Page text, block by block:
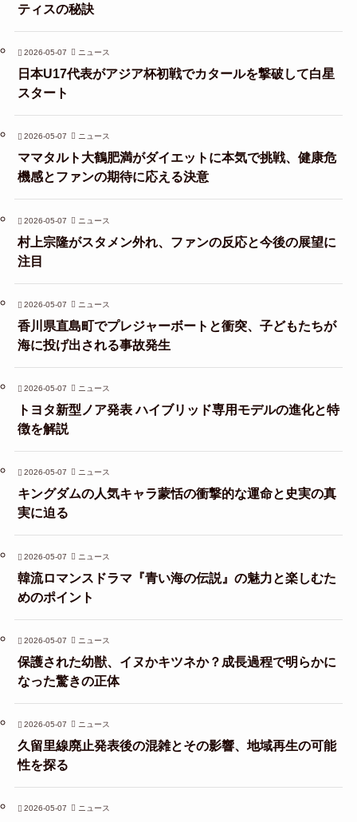
ティスの秘訣
2026-05-07 ニュース
日本U17代表がアジア杯初戦でカタールを撃破して白星
スタート
2026-05-07 ニュース
ママタルト大鶴肥満がダイエットに本気で挑戦、健康危
機感とファンの期待に応える決意
2026-05-07 ニュース
村上宗隆がスタメン外れ、ファンの反応と今後の展望に
注目
2026-05-07 ニュース
香川県直島町でプレジャーボートと衝突、子どもたちが
海に投げ出される事故発生
2026-05-07 ニュース
トヨタ新型ノア発表 ハイブリッド専用モデルの進化と特
徴を解説
2026-05-07 ニュース
キングダムの人気キャラ蒙恬の衝撃的な運命と史実の真
実に迫る
2026-05-07 ニュース
韓流ロマンスドラマ『青い海の伝説』の魅力と楽しむた
めのポイント
2026-05-07 ニュース
保護された幼獣、イヌかキツネか？成長過程で明らかに
なった驚きの正体
2026-05-07 ニュース
久留里線廃止発表後の混雑とその影響、地域再生の可能
性を探る
2026-05-07 ニュース